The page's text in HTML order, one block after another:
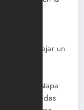
nueva
en
querido dejar un
en el
se destapa
y sólidas